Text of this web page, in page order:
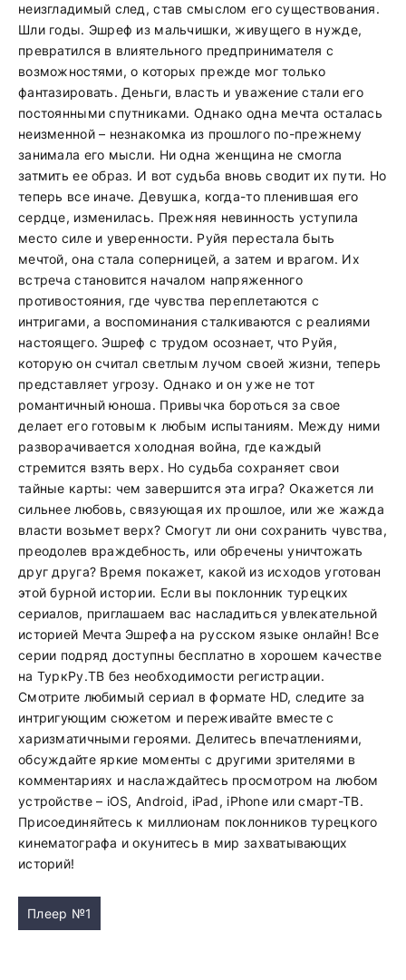
неизгладимый след, став смыслом его существования.
Шли годы. Эшреф из мальчишки, живущего в нужде,
превратился в влиятельного предпринимателя с
возможностями, о которых прежде мог только
фантазировать. Деньги, власть и уважение стали его
постоянными спутниками. Однако одна мечта осталась
неизменной – незнакомка из прошлого по-прежнему
занимала его мысли. Ни одна женщина не смогла
затмить ее образ. И вот судьба вновь сводит их пути. Но
теперь все иначе. Девушка, когда-то пленившая его
сердце, изменилась. Прежняя невинность уступила
место силе и уверенности. Руйя перестала быть
мечтой, она стала соперницей, а затем и врагом. Их
встреча становится началом напряженного
противостояния, где чувства переплетаются с
интригами, а воспоминания сталкиваются с реалиями
настоящего. Эшреф с трудом осознает, что Руйя,
которую он считал светлым лучом своей жизни, теперь
представляет угрозу. Однако и он уже не тот
романтичный юноша. Привычка бороться за свое
делает его готовым к любым испытаниям. Между ними
разворачивается холодная война, где каждый
стремится взять верх. Но судьба сохраняет свои
тайные карты: чем завершится эта игра? Окажется ли
сильнее любовь, связующая их прошлое, или же жажда
власти возьмет верх? Смогут ли они сохранить чувства,
преодолев враждебность, или обречены уничтожать
друг друга? Время покажет, какой из исходов уготован
этой бурной истории. Если вы поклонник турецких
сериалов, приглашаем вас насладиться увлекательной
историей Мечта Эшрефа на русском языке онлайн! Все
серии подряд доступны бесплатно в хорошем качестве
на ТуркРу.ТВ без необходимости регистрации.
Смотрите любимый сериал в формате HD, следите за
интригующим сюжетом и переживайте вместе с
харизматичными героями. Делитесь впечатлениями,
обсуждайте яркие моменты с другими зрителями в
комментариях и наслаждайтесь просмотром на любом
устройстве – iOS, Android, iPad, iPhone или смарт-ТВ.
Присоединяйтесь к миллионам поклонников турецкого
кинематографа и окунитесь в мир захватывающих
историй!
Плеер №1